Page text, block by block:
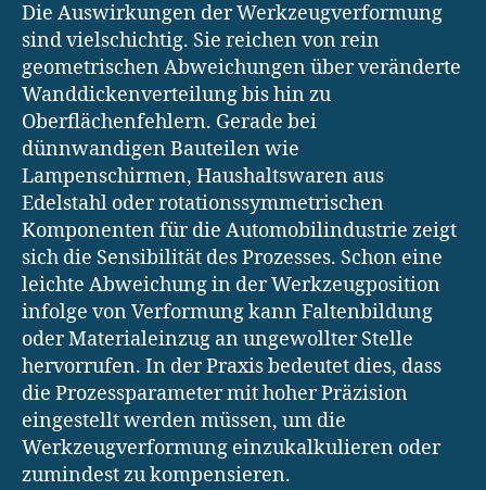
Die Auswirkungen der Werkzeugverformung
sind vielschichtig. Sie reichen von rein
geometrischen Abweichungen über veränderte
Wanddickenverteilung bis hin zu
Oberflächenfehlern. Gerade bei
dünnwandigen Bauteilen wie
Lampenschirmen, Haushaltswaren aus
Edelstahl oder rotationssymmetrischen
Komponenten für die Automobilindustrie zeigt
sich die Sensibilität des Prozesses. Schon eine
leichte Abweichung in der Werkzeugposition
infolge von Verformung kann Faltenbildung
oder Materialeinzug an ungewollter Stelle
hervorrufen. In der Praxis bedeutet dies, dass
die Prozessparameter mit hoher Präzision
eingestellt werden müssen, um die
Werkzeugverformung einzukalkulieren oder
zumindest zu kompensieren.